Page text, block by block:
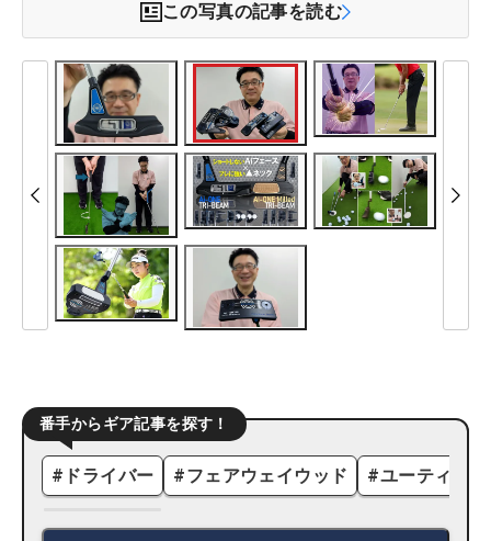
この写真の記事を読む
番手からギア記事を探す！
# ドライバー #フェアウェイウッド #ユーティリ